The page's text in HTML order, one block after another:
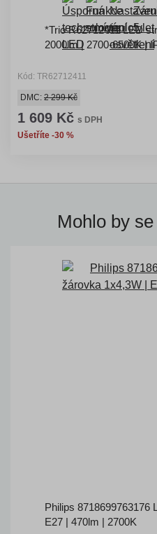
*Trio R62712411 LED
2000lm | 2700-6500K |
Kód: TR62712411
DMC: 2 299 Kč
1 609 Kč s DPH
Ušetříte -30 %
Mohlo by
Philips 8718699763176
E27 | 470lm | 2700K